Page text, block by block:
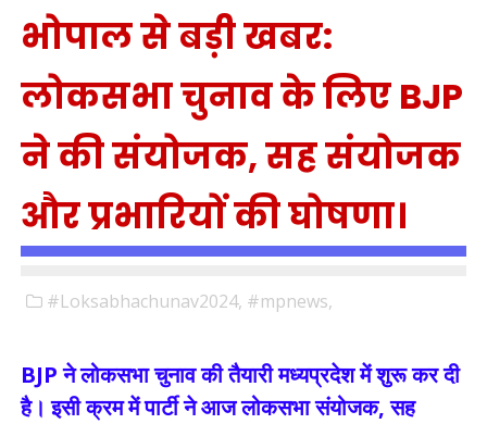
भोपाल से बड़ी खबर:
लोकसभा चुनाव के लिए BJP
ने की संयोजक, सह संयोजक
और प्रभारियों की घोषणा।
#Loksabhachunav2024, #mpnews,
BJP ने लोकसभा चुनाव की तैयारी मध्यप्रदेश में शुरू कर दी
है। इसी क्रम में पार्टी ने आज लोकसभा संयोजक, सह